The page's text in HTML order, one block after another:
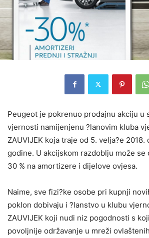
Peugeot je pokrenuo prodajnu akciju u
vjernosti namijenjenu ?lanovim kluba
ZAUVIJEK koja traje od 5. velja?e 2018.
godine. U akcijskom razdoblju može
30 % na amortizere i dijelove ovjesa.
Naime, sve fizi?ke osobe pri kupnji
poklon dobivaju i ?lanstvo u klubu
ZAUVIJEK koji nudi niz pogodnosti s
povoljnije održavanje u mreži